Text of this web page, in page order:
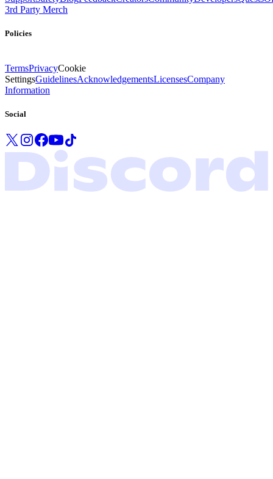
3rd Party Merch
Policies
TermsPrivacyCookie
SettingsGuidelinesAcknowledgementsLicensesCompany
Information
Social